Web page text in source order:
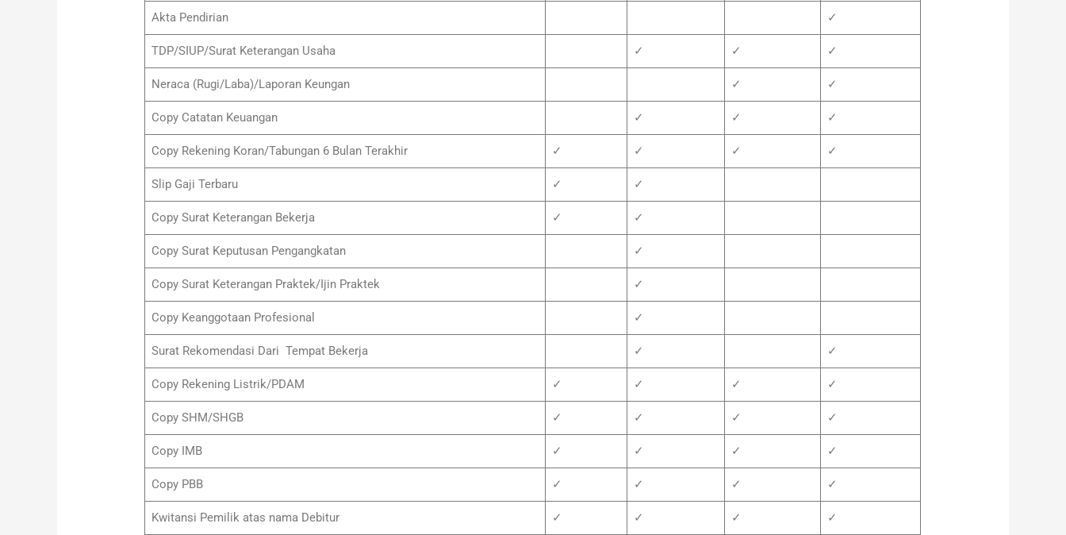
Akta Pendirian ✓
TDP/SIUP/Surat Keterangan Usaha ✓ ✓ ✓
Neraca (Rugi/Laba)/Laporan Keungan ✓ ✓
Copy Catatan Keuangan ✓ ✓ ✓
Copy Rekening Koran/Tabungan 6 Bulan Terakhir ✓ ✓ ✓ ✓
Slip Gaji Terbaru ✓ ✓
Copy Surat Keterangan Bekerja ✓ ✓
Copy Surat Keputusan Pengangkatan ✓
Copy Surat Keterangan Praktek/Ijin Praktek ✓
Copy Keanggotaan Profesional ✓
Surat Rekomendasi Dari Tempat Bekerja ✓ ✓
Copy Rekening Listrik/PDAM ✓ ✓ ✓ ✓
Copy SHM/SHGB ✓ ✓ ✓ ✓
Copy IMB ✓ ✓ ✓ ✓
Copy PBB ✓ ✓ ✓ ✓
Kwitansi Pemilik atas nama Debitur ✓ ✓ ✓ ✓